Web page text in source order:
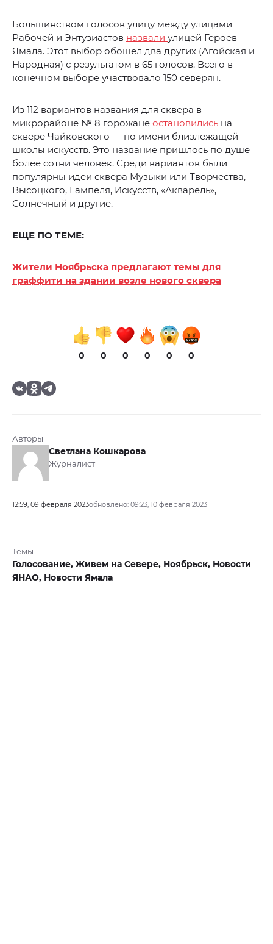
Большинством голосов улицу между улицами
Рабочей и Энтузиастов назвали улицей Героев
Ямала. Этот выбор обошел два других (Агойская и
Народная) с результатом в 65 голосов. Всего в
конечном выборе участвовало 150 северян.
Из 112 вариантов названия для сквера в
микрорайоне № 8 горожане остановились на
сквере Чайковского — по имени близлежащей
школы искусств. Это название пришлось по душе
более сотни человек. Среди вариантов были
популярны идеи сквера Музыки или Творчества,
Высоцкого, Гампеля, Искусств, «Акварель»,
Солнечный и другие.
ЕЩЕ ПО ТЕМЕ:
Жители Ноябрьска предлагают темы для
граффити на здании возле нового сквера
0 0 0 0 0 0
Авторы
Светлана Кошкарова
Журналист
12:59, 09 февраля 2023обновлено: 09:23, 10 февраля 2023
Темы
Голосование, Живем на Севере, Ноябрьск, Новости
ЯНАО, Новости Ямала